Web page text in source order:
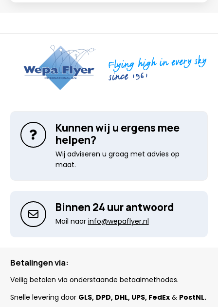
Kunnen wij u ergens mee
helpen?
Wij adviseren u graag met advies op
maat.
Binnen 24 uur antwoord
Mail naar info@wepaflyer.nl
Betalingen via:
Veilig betalen via onderstaande betaalmethodes.
Snelle levering door GLS, DPD, DHL, UPS, FedEx & PostNL.